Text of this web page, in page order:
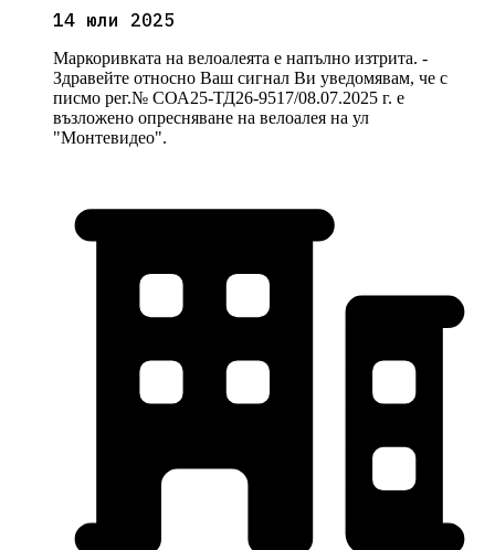
14 юли 2025
Маркоривката на велоалеята е напълно изтрита. -
Здравейте относно Ваш сигнал Ви уведомявам, че с
писмо рег.№ СОА25-ТД26-9517/08.07.2025 г. е
възложено опресняване на велоалея на ул
"Монтевидео".